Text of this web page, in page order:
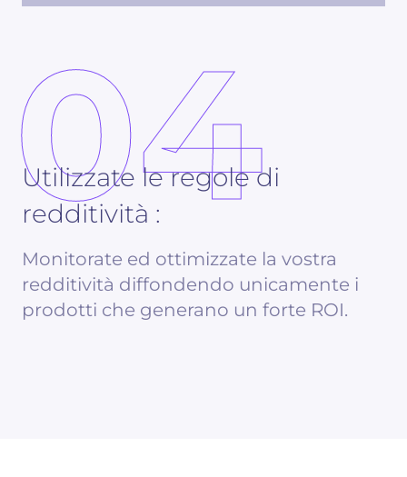
04
Utilizzate le regole di
redditività :
Monitorate ed ottimizzate la vostra
redditività diffondendo unicamente i
prodotti che generano un forte ROI.